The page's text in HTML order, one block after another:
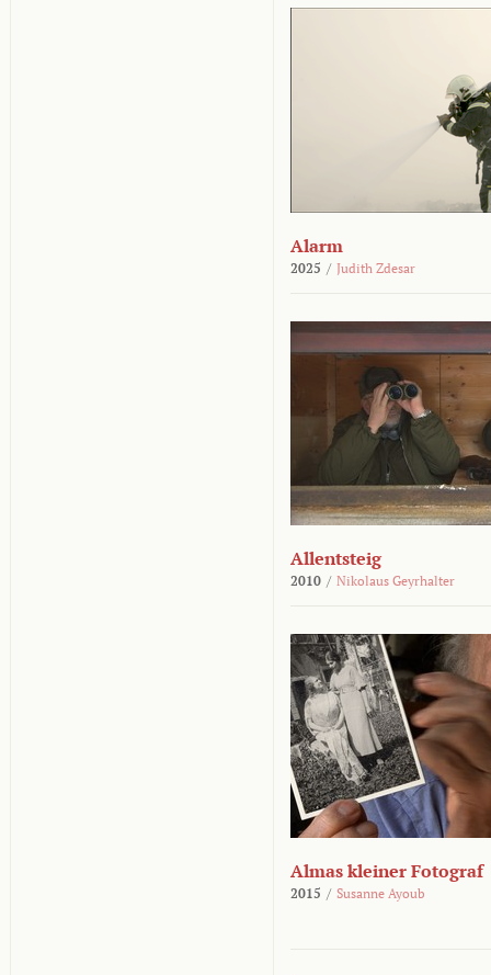
Alarm
2025 / Judith Zdesar
Allentsteig
2010 / Nikolaus Geyrhalter
Almas kleiner Fotograf
2015 / Susanne Ayoub